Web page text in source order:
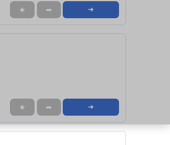
★ ➦ ➜
★ ➦ ➜